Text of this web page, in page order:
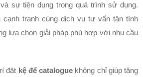
sự tiện dụng trong quá trình sử dụng.
cạnh tranh cùng dịch vụ tư vấn tận tình
lựa chọn giải pháp phù hợp với nhu cầu
đặt kệ để catalogue không chỉ giúp tăng